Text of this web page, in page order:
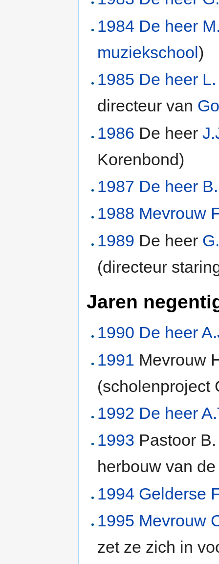
1984 De heer
muziekschool)
1985 De heer
directeur van
1986 De heer
Korenbond)
1987 De heer
1988 Mevrouw
1989 De heer
(directeur
Jaren
1990 De heer
1991 Mevrouw
(scholenproject
1992 De heer
1993 Pastoor
herbouw van
1994 Gelderse
1995 Mevrouw
zet ze zich in